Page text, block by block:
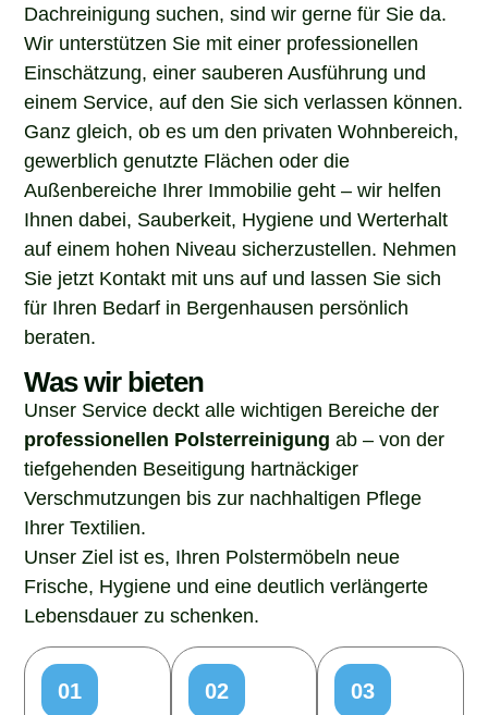
Dachreinigung suchen, sind wir gerne für Sie da.
Wir unterstützen Sie mit einer professionellen
Einschätzung, einer sauberen Ausführung und
einem Service, auf den Sie sich verlassen können.
Ganz gleich, ob es um den privaten Wohnbereich,
gewerblich genutzte Flächen oder die
Außenbereiche Ihrer Immobilie geht – wir helfen
Ihnen dabei, Sauberkeit, Hygiene und Werterhalt
auf einem hohen Niveau sicherzustellen. Nehmen
Sie jetzt Kontakt mit uns auf und lassen Sie sich
für Ihren Bedarf in Bergenhausen persönlich
beraten.
Was wir bieten
Unser Service deckt alle wichtigen Bereiche der
professionellen Polsterreinigung ab – von der
tiefgehenden Beseitigung hartnäckiger
Verschmutzungen bis zur nachhaltigen Pflege
Ihrer Textilien.
Unser Ziel ist es, Ihren Polstermöbeln neue
Frische, Hygiene und eine deutlich verlängerte
Lebensdauer zu schenken.
01
02
03